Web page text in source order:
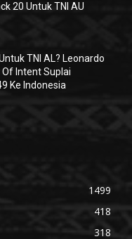
20 Untuk TNI AU
TNI AL? Leonardo
Intent Suplai
Ke Indonesia
1499
418
318